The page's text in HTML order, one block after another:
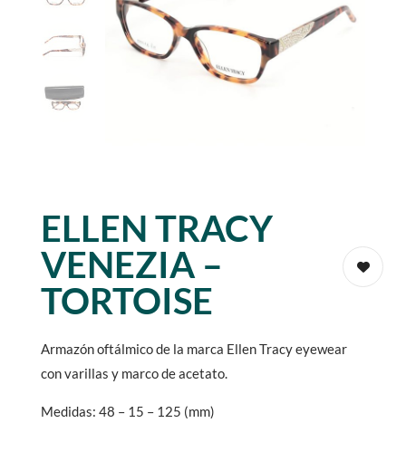
ELLEN TRACY
VENEZIA –
TORTOISE
Armazón oftálmico de la marca Ellen Tracy eyewear
con varillas y marco de acetato.
Medidas: 48 – 15 – 125 (mm)